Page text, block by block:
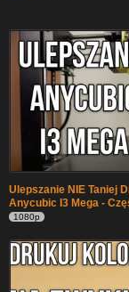
Ulepszanie NIE Taniej
Anycubic I3 Mega -
1080p